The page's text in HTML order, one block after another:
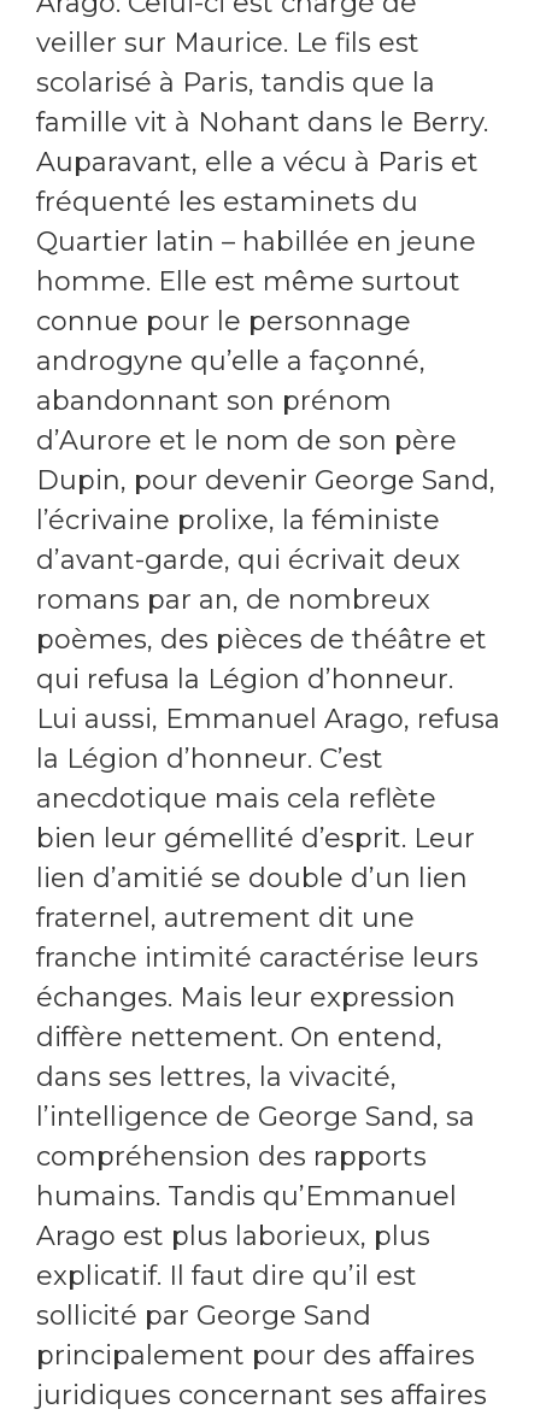
veiller sur Maurice. Le fils est
scolarisé à Paris, tandis que la
famille vit à Nohant dans le Berry.
Auparavant, elle a vécu à Paris et
fréquenté les estaminets du
Quartier latin – habillée en jeune
homme. Elle est même surtout
connue pour le personnage
androgyne qu’elle a façonné,
abandonnant son prénom
d’Aurore et le nom de son père
Dupin, pour devenir George Sand,
l’écrivaine prolixe, la féministe
d’avant-garde, qui écrivait deux
romans par an, de nombreux
poèmes, des pièces de théâtre et
qui refusa la Légion d’honneur.
Lui aussi, Emmanuel Arago, refusa
la Légion d’honneur. C’est
anecdotique mais cela reflète
bien leur gémellité d’esprit. Leur
lien d’amitié se double d’un lien
fraternel, autrement dit une
franche intimité caractérise leurs
échanges. Mais leur expression
diffère nettement. On entend,
dans ses lettres, la vivacité,
l’intelligence de George Sand, sa
compréhension des rapports
humains. Tandis qu’Emmanuel
Arago est plus laborieux, plus
explicatif. Il faut dire qu’il est
sollicité par George Sand
principalement pour des affaires
juridiques concernant ses affaires